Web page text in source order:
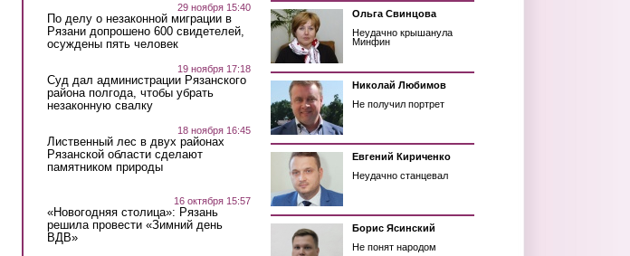
29 ноября 15:40
По делу о незаконной миграции в
Рязани допрошено 600 свидетелей,
осуждены пять человек
19 ноября 17:18
Суд дал администрации Рязанского
района полгода, чтобы убрать
незаконную свалку
18 ноября 16:45
Лиственный лес в двух районах
Рязанской области сделают
памятником природы
16 октября 15:57
«Новогодняя столица»: Рязань
решила провести «Зимний день
ВДВ»
Ольга Свинцова
Неудачно крышанула
Минфин
Николай Любимов
Не получил портрет
Евгений Кириченко
Неудачно станцевал
Борис Ясинский
Не понят народом